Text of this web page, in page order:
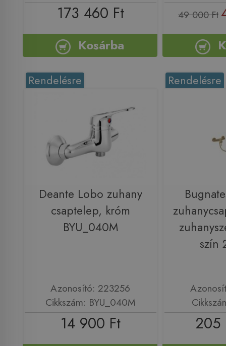
173 460 Ft
Kosárba
49 000 Ft
Rendelésre
Deante Lobo zuhany
csaptelep, króm
BYU_040M
Azonosító: 223256
Cikkszám: BYU_040M
14 900 Ft
Rendelésre
szín
205